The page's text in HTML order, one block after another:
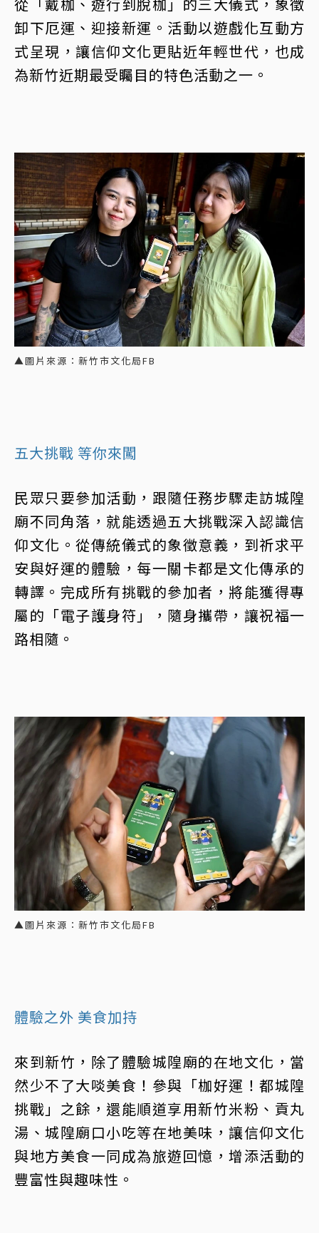
卸下厄運、迎接新運。活動以遊戲化互動方
式呈現，讓信仰文化更貼近年輕世代，也成
為新竹近期最受矚目的特色活動之一。
▲圖片來源：新竹市文化局FB
五大挑戰 等你來闖
民眾只要參加活動，跟隨任務步驟走訪城隍
廟不同角落，就能透過五大挑戰深入認識信
仰文化。從傳統儀式的象徵意義，到祈求平
安與好運的體驗，每一關卡都是文化傳承的
轉譯。完成所有挑戰的參加者，將能獲得專
屬的「電子護身符」，隨身攜帶，讓祝福一
路相隨。
▲圖片來源：新竹市文化局FB
體驗之外 美食加持
來到新竹，除了體驗城隍廟的在地文化，當
然少不了大啖美食！參與「枷好運！都城隍
挑戰」之餘，還能順道享用新竹米粉、貢丸
湯、城隍廟口小吃等在地美味，讓信仰文化
與地方美食一同成為旅遊回憶，增添活動的
豐富性與趣味性。